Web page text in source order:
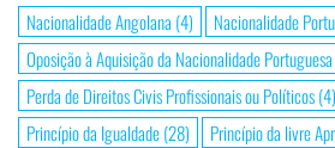
Nacionalidade Angolana (4) Nacionalidade
Oposição à Aquisição da Nacionalidade Portuguesa
Perda de Direitos Civis Profissionais ou Políticos(4)
Princípio da Igualdade(28) Princípio da livre